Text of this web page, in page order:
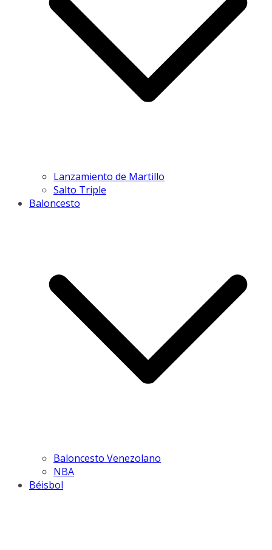
Lanzamiento de Martillo
Salto Triple
Baloncesto
Baloncesto Venezolano
NBA
Béisbol